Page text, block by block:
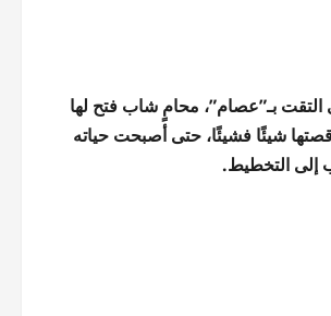
بـ”عصام”، محامٍ شاب فتح لها
شيئًا فشيئًا، حتى أصبحت حياته
إلى التخطيط.